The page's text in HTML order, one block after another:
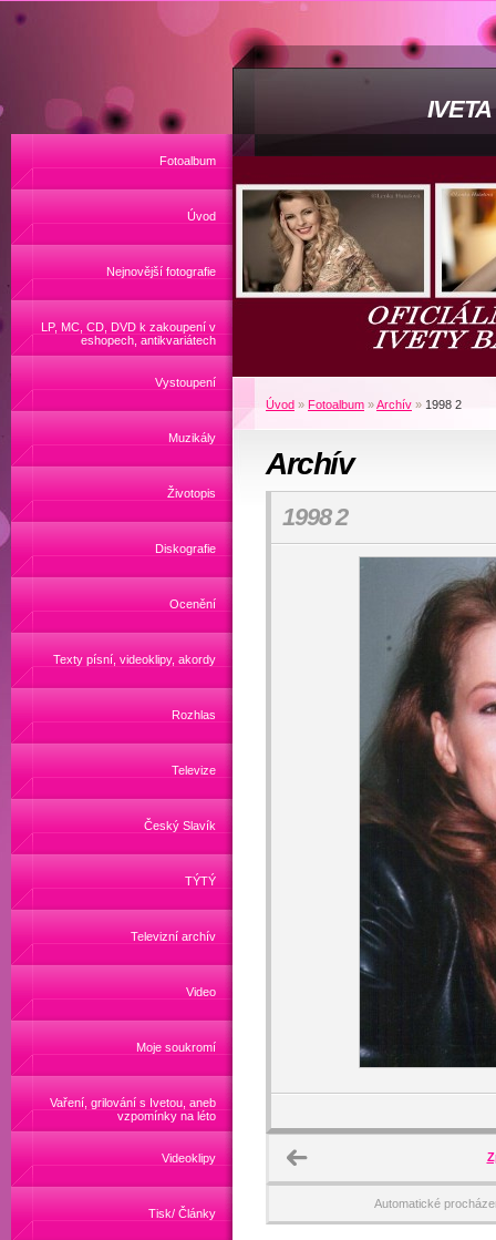
Fotoalbum
Úvod
Nejnovější fotografie
LP, MC, CD, DVD k zakoupení v
eshopech, antikvariátech
Vystoupení
Muzikály
Životopis
Diskografie
Ocenění
Texty písní, videoklipy, akordy
Rozhlas
Televize
Český Slavík
TÝTÝ
Televizní archív
Video
Moje soukromí
Vaření, grilování s Ivetou, aneb
vzpomínky na léto
Videoklipy
Tisk/ Články
Úvod » Fotoalbum »Archív » 1998 2
Archív
1998 2
Automatické